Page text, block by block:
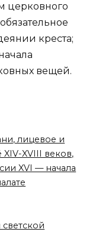
церковного
креста;
вещей.
лицевое и
XVIII веков,
XVI — начала